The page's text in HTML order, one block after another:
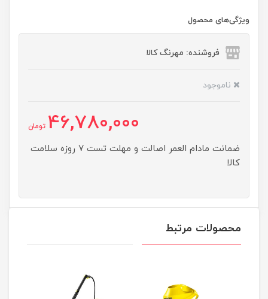
ویژگی‌های محصول
فروشنده: مهرنگ کالا
ناموجود
46,780,000 تومان
ضمانت مادام العمر اصالت و مهلت تست ۷ روزه سلامت
کالا
محصولات مرتبط